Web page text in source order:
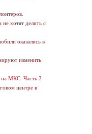
хотят делить с
оказались в
изменить
на МКС. Часть 2
центре в